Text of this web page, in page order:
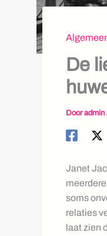
De
Dooradmin
Janet
soms
relaties
laat zien